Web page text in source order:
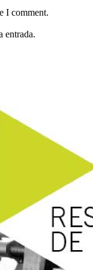
I comment.
entrada.